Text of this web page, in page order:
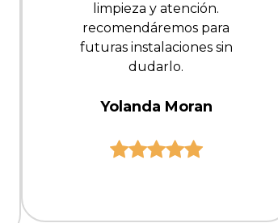
limpieza y atención.
recomendáremos para
futuras instalaciones sin
dudarlo.
Yolanda Moran